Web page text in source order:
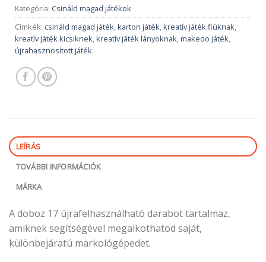
Kategória: Csináld magad játékok
Címkék: csináld magad játék,karton játék,kreatív játék fiúknak,
kreatív játék kicsiknek,kreatív játék lányoknak,makedo játék,
újrahasznosított játék
LEÍRÁS
TOVÁBBI INFORMÁCIÓK
MÁRKA
A doboz 17 újrafelhasználható darabot tartalmaz,
amiknek segítségével megalkothatod saját,
különbejáratú markológépedet.